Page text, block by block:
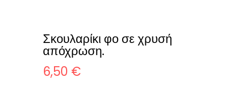
Σκουλαρίκι φο σε χρυσή
απόχρωση.
6,50 €